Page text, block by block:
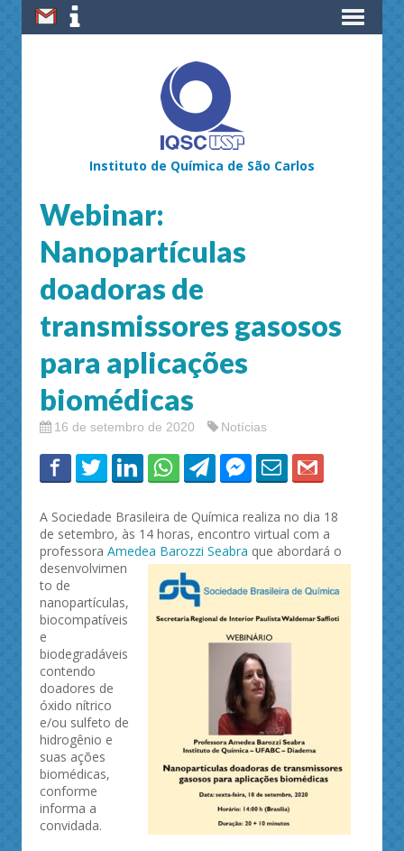
Instituto de Química de São Carlos
Webinar:
Nanopartículas
doadoras de
transmissores gasosos
para aplicações
biomédicas
16 de setembro de 2020 Notícias
A Sociedade Brasileira de Química realiza no dia 18
de setembro, às 14 horas, encontro virtual com a
professora Amedea Barozzi Seabra que abordará o
desenvolvimen
to de
nanopartículas,
biocompatíveis
e
biodegradáveis
contendo
doadores de
óxido nítrico
e/ou sulfeto de
hidrogênio e
suas ações
biomédicas,
conforme
informa a
convidada.